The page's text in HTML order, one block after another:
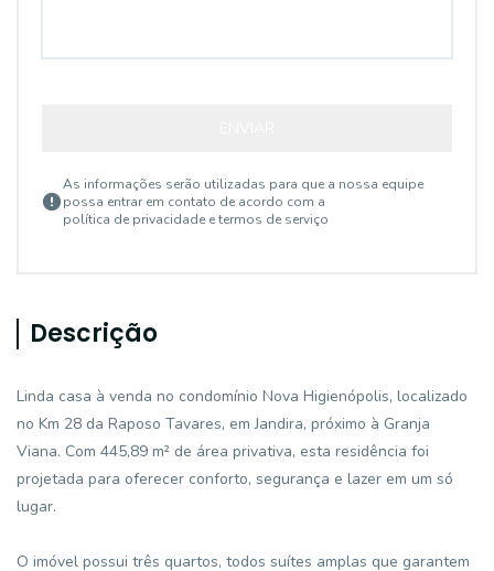
As informações serão utilizadas para que a nossa equipe
possa entrar em contato de acordo com a
política de privacidade e termos de serviço
Descrição
Linda casa à venda no condomínio Nova Higienópolis, localizado
no Km 28 da Raposo Tavares, em Jandira, próximo à Granja
Viana. Com 445,89 m² de área privativa, esta residência foi
projetada para oferecer conforto, segurança e lazer em um só
lugar.
O imóvel possui três quartos, todos suítes amplas que garantem